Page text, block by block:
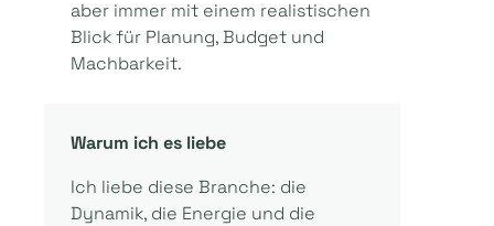
aber immer mit einem realistischen
Blick für Planung, Budget und
Machbarkeit.
Warum ich es liebe
Ich liebe diese Branche: die
Dynamik, die Energie und die